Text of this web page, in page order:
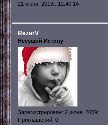
21 июня, 2013г. 12:40:14
RezerV
Несущий Истину
Зарегистрирован: 2 июня, 2009г.
Приглашений: 0